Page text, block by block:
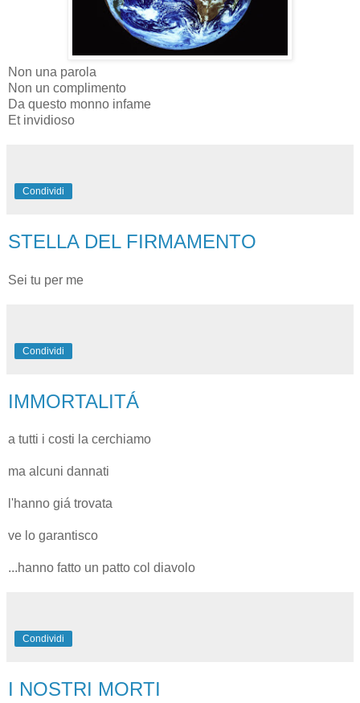
Non una parola
Non un complimento
Da questo monno infame
Et invidioso
Condividi
STELLA DEL FIRMAMENTO
Sei tu per me
Condividi
IMMORTALITÁ
a tutti i costi la cerchiamo
ma alcuni dannati
l'hanno giá trovata
ve lo garantisco
...hanno fatto un patto col diavolo
Condividi
I NOSTRI MORTI